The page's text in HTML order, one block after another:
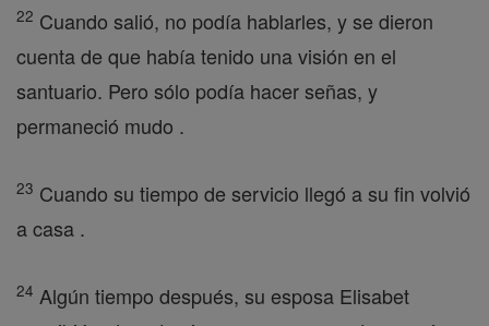
22 Cuando salió, no podía hablarles, y se dieron
cuenta de que había tenido una visión en el
santuario. Pero sólo podía hacer señas, y
permaneció mudo .
23 Cuando su tiempo de servicio llegó a su fin volvió
a casa .
24 Algún tiempo después, su esposa Elisabet